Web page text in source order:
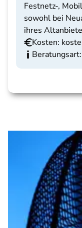
Festnetz-,
sowohl bei
ihres
Kosten: